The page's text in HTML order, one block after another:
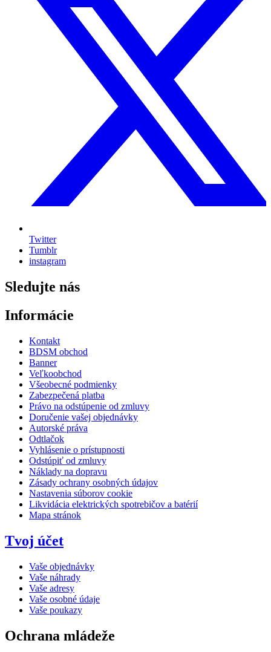
Twitter
Tumblr
instagram
Sledujte nás
Informácie
Kontakt
BDSM obchod
Banner
Veľkoobchod
Všeobecné podmienky
Zabezpečená platba
Právo na odstúpenie od zmluvy
Doručenie vašej objednávky
Autorské práva
Odtlačok
Vyhlásenie o prístupnosti
Odstúpiť od zmluvy
Náklady na dopravu
Zásady ochrany osobných údajov
Nastavenia súborov cookie
Likvidácia elektrických spotrebičov a batérií
Mapa stránok
Tvoj účet
Vaše objednávky
Vaše náhrady
Vaše adresy
Vaše osobné údaje
Vaše poukazy
Ochrana mládeže